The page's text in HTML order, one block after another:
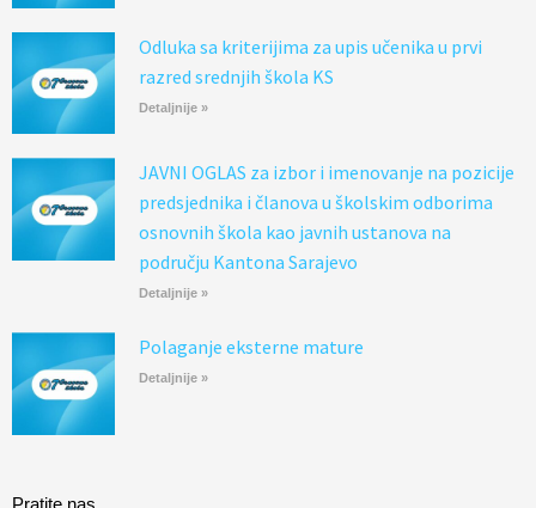
Odluka sa kriterijima za upis učenika u prvi
razred srednjih škola KS
Detaljnije »
JAVNI OGLAS za izbor i imenovanje na pozicije
predsjednika i članova u školskim odborima
osnovnih škola kao javnih ustanova na
području Kantona Sarajevo
Detaljnije »
Polaganje eksterne mature
Detaljnije »